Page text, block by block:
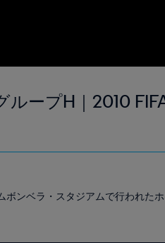
ープH｜2010
ンベラ・スタジアムで行われた